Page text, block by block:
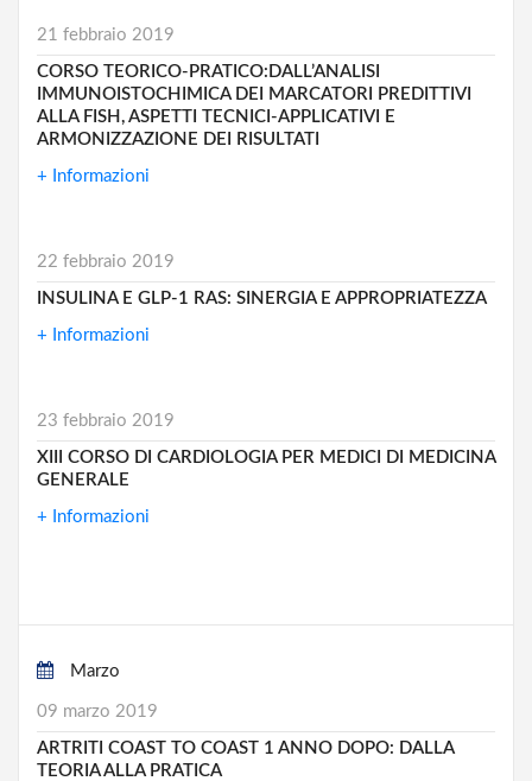
21 febbraio 2019
CORSO TEORICO-PRATICO:DALL’ANALISI
IMMUNOISTOCHIMICA DEI MARCATORI PREDITTIVI
ALLA FISH, ASPETTI TECNICI-APPLICATIVI E
ARMONIZZAZIONE DEI RISULTATI
+ Informazioni
22 febbraio 2019
INSULINA E GLP-1 RAS: SINERGIA E APPROPRIATEZZA
+ Informazioni
23 febbraio 2019
XIII CORSO DI CARDIOLOGIA PER MEDICI DI MEDICINA
GENERALE
+ Informazioni
Marzo
09 marzo 2019
ARTRITI COAST TO COAST 1 ANNO DOPO: DALLA
TEORIA ALLA PRATICA